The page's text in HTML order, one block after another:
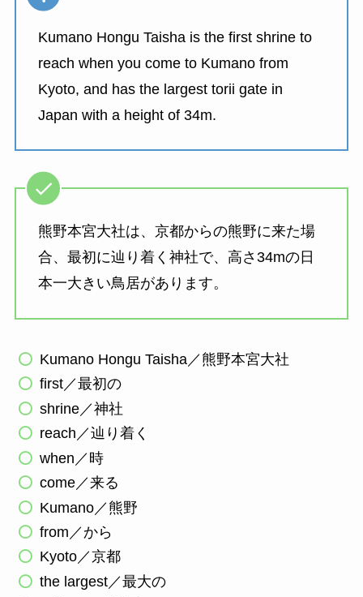
Kumano Hongu Taisha is the first shrine to
reach when you come to Kumano from
Kyoto, and has the largest torii gate in
Japan with a height of 34m.
熊野本宮大社は、京都からの熊野に来た場
合、最初に辿り着く神社で、高さ34mの日
本一大きい鳥居があります。
Kumano Hongu Taisha／熊野本宮大社
first／最初の
shrine／神社
reach／辿り着く
when／時
come／来る
Kumano／熊野
from／から
Kyoto／京都
the largest／最大の